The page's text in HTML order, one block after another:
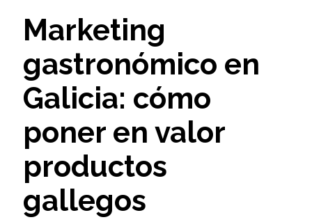
Marketing
gastronómico en
Galicia: cómo
poner en valor
productos
gallegos